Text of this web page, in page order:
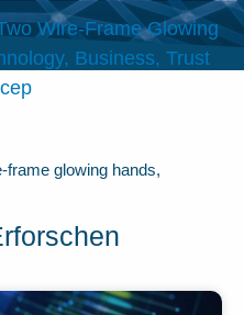
Wire-Frame Glowing
Business, Trust
frame glowing hands,